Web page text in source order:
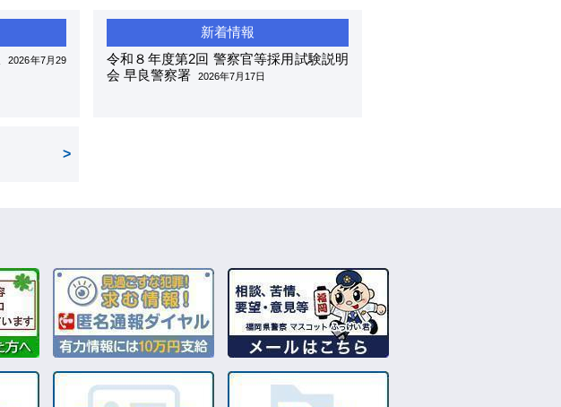
2026年7月29
令和８年度第2回 警察官等採用試験説明
会 早良警察署
2026年7月17日